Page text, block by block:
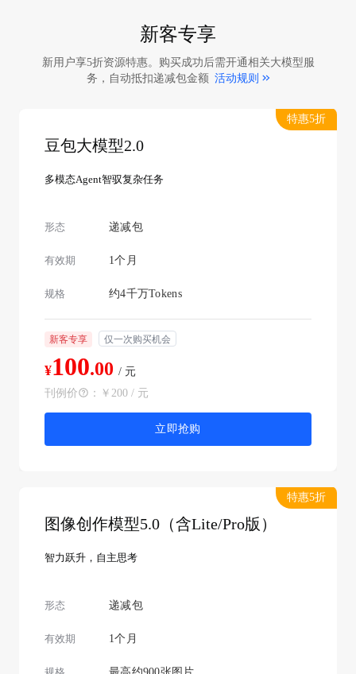
新客专享
新用户享5折资源特惠。购买成功后需开通相关大模型服
务，自动抵扣递减包金额 活动规则
特惠5折
豆包大模型2.0
多模态Agent智驭复杂任务
形态 递减包
有效期 1个月
规格 约4千万Tokens
新客专享 仅一次购买机会
¥100.00 / 元
刊例价
： ￥200 / 元
立即抢购
特惠5折
图像创作模型5.0（含Lite/Pro版）
智力跃升，自主思考
形态 递减包
有效期 1个月